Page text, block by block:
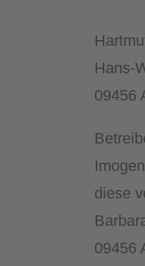
Hans-
09456
diese
09456